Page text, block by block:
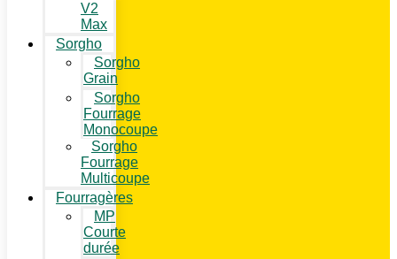
V2
Max
Sorgho
Sorgho
Grain
Sorgho
Fourrage
Monocoupe
Sorgho
Fourrage
Multicoupe
Fourragères
MP
Courte
durée